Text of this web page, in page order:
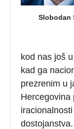
Slobodan
kod nas još
kad ga
prezrenim u
Hercegovina
dostojanstva.